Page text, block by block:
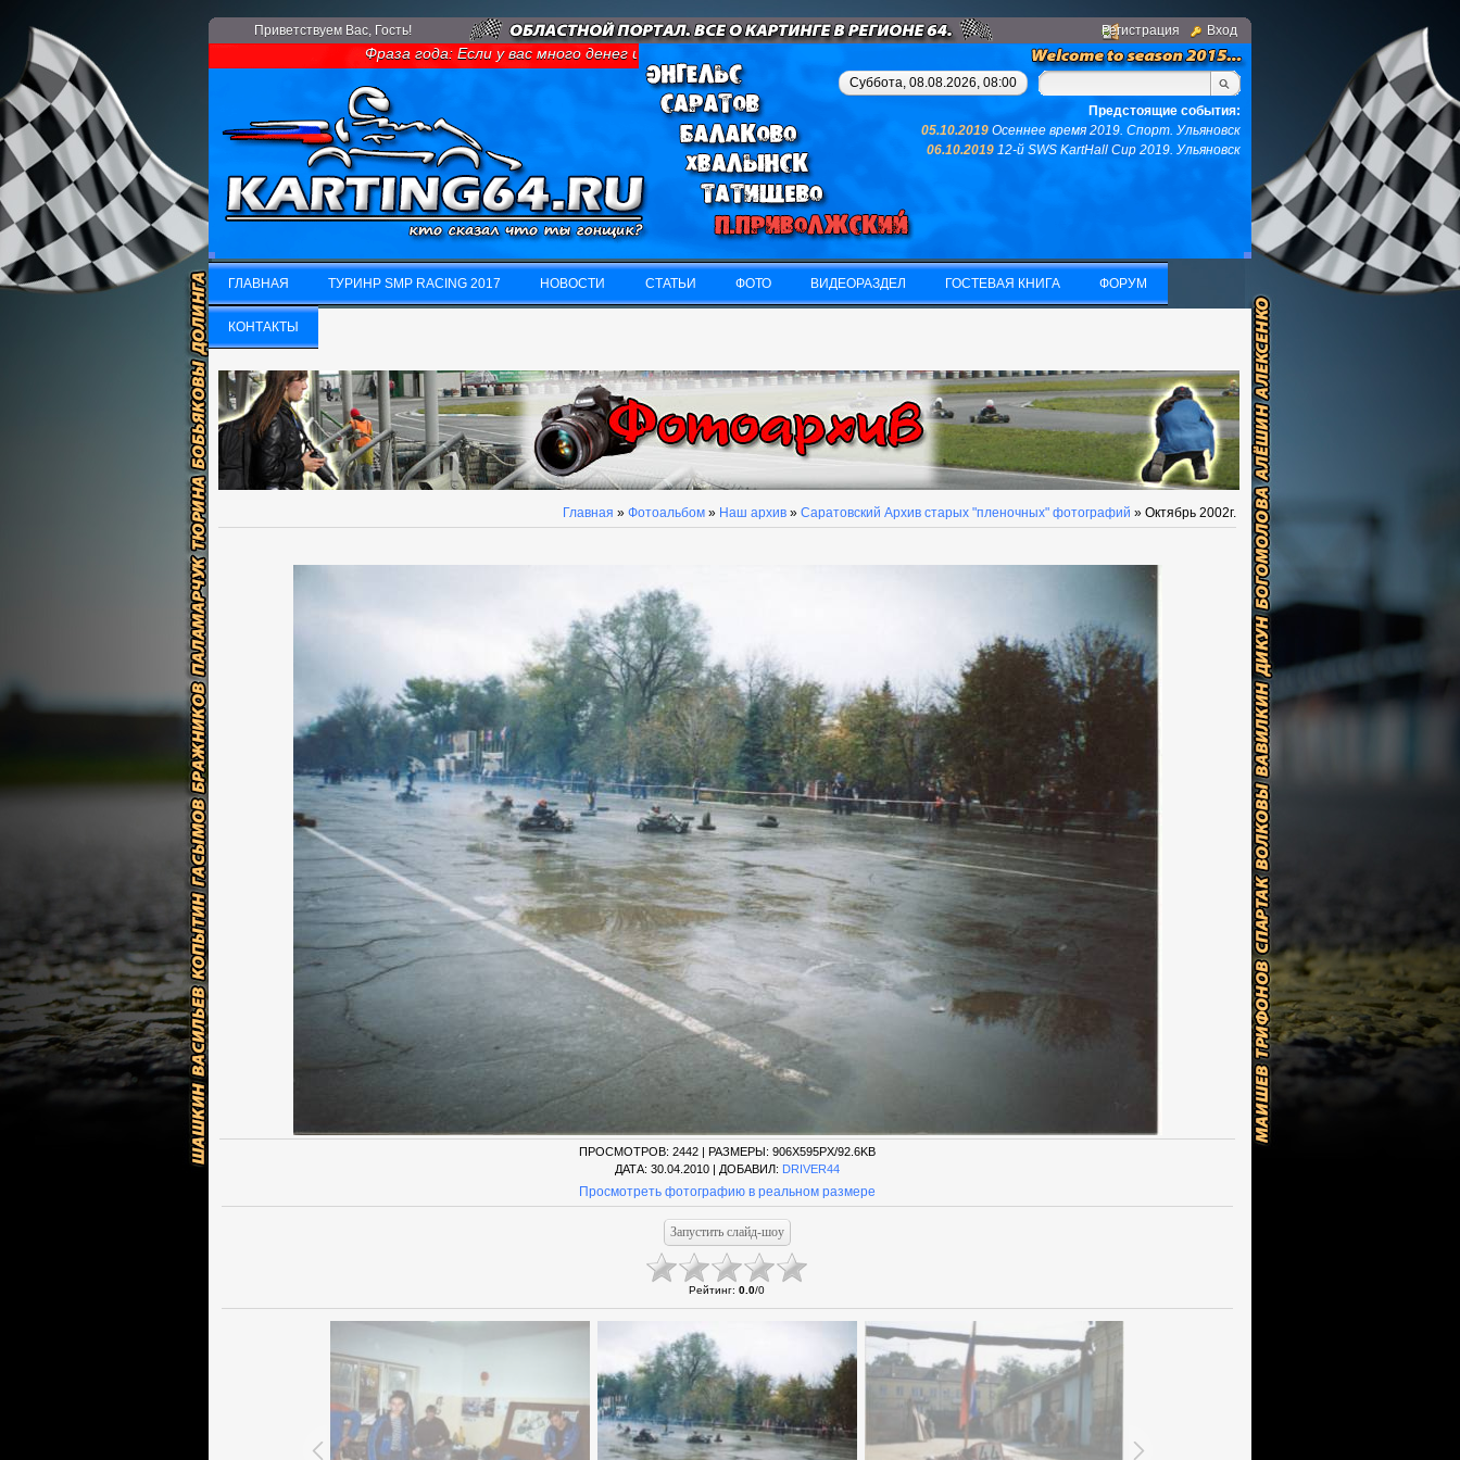
Приветствуем Вас, Гость! Регистрация Вход
Фраза года: Если у вас много денег и свободного времени - займитесь картингом, у вас не останется ни того ни другого...(с)интернет. Фраза
Суббота, 08.08.2026, 08:00
Предстоящие события:
05.10.2019 Осеннее время 2019. Спорт. Ульяновск
06.10.2019 12-й SWS KartHall Cup 2019. Ульяновск
ГЛАВНАЯ
ГЛАВНАЯ
ТУРИНР SMP RACING 2017 НОВОСТИ СТАТЬИ ФОТО ВИДЕОРАЗДЕЛ ГОСТЕВАЯ КНИГА ФОРУМ
КОНТАКТЫ
КОНТАКТЫ
Главная » Фотоальбом » Наш архив » Саратовский Архив старых "пленочных" фотографий » Октябрь 2002г.
ПРОСМОТРОВ: 2442 | РАЗМЕРЫ: 906X595PX/92.6KB
ДАТА: 30.04.2010 | ДОБАВИЛ: DRIVER44
Просмотреть фотографию в реальном размере
Рейтинг: 0.0/0